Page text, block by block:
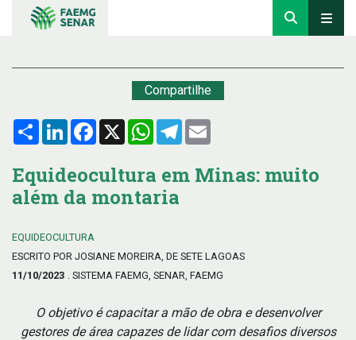
Compartilhe
Compartilhar
LinkedInFacebook
X WhatsApp
Telegram
Equideocultura em Minas: muito
além da montaria
EQUIDEOCULTURA
ESCRITO POR JOSIANE MOREIRA, DE SETE LAGOAS
11/10/2023 . SISTEMA FAEMG, SENAR, FAEMG
O objetivo é capacitar a mão de obra e desenvolver
gestores de área capazes de lidar com desafios diversos